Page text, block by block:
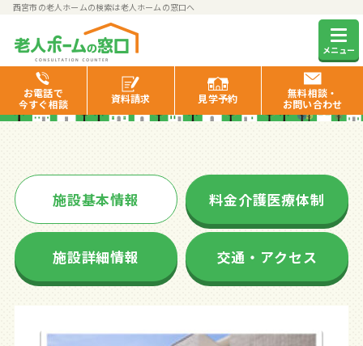
西宮市の老人ホームの検索は老人ホームの窓口へ
メニュー
お電話で
今すぐ相談
資料請求 見学予約
無料相談・
お問い合わせ
やすらぎ
施設基本情報 料金介護医療体制
施設詳細情報 交通・アクセス